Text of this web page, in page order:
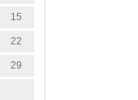
15
22
29